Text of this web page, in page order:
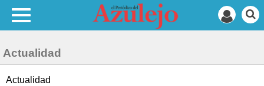
Actualidad
Actualidad